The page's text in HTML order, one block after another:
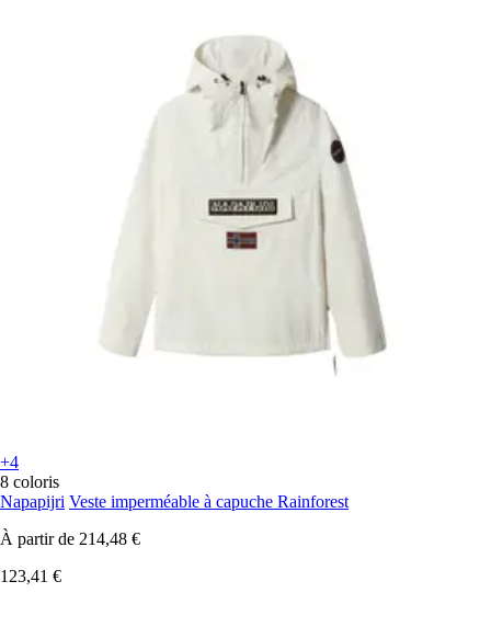
+4
8 coloris
Napapijri Veste imperméable à capuche Rainforest
À partir de 214,48 €
123,41 €